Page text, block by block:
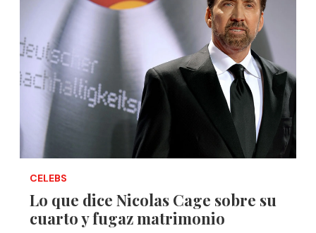
CELEBS
Lo que dice Nicolas Cage sobre su
cuarto y fugaz matrimonio